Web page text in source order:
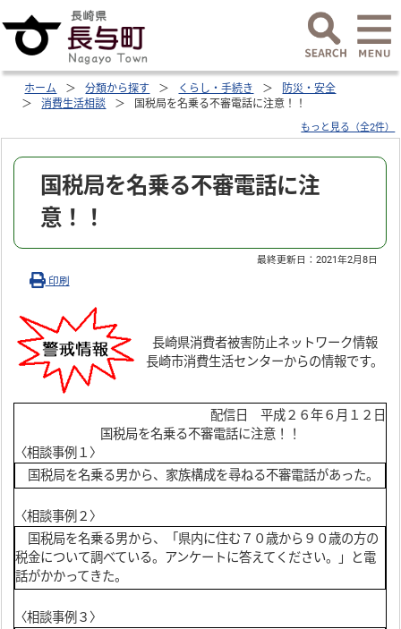
ホーム 分類から探す くらし・手続き
防災・安全
消費生活相談
国税局を名乗る不審電話に注意！！
もっと見る（全2件）
国税局を名乗る不審電話に注
意！！
最終更新日：2021年2月8日
印刷
長崎県消費者被害防止ネットワーク情報
長崎市消費生活センターからの情報です。
配信日 平成２６年６月１２日
国税局を名乗る不審電話に注意！！
〈相談事例１〉
国税局を名乗る男から、家族構成を尋ねる不審電話があった。
〈相談事例２〉
国税局を名乗る男から、「県内に住む７０歳から９０歳の方の
税金について調べている。アンケートに答えてください。」と電
話がかかってきた。
〈相談事例３〉